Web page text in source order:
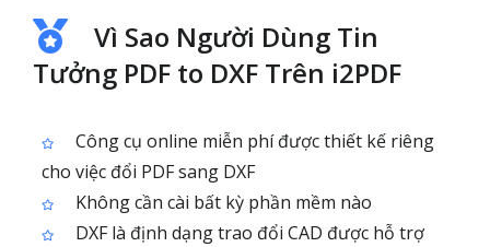
Vì Sao Người Dùng Tin
Tưởng PDF to DXF Trên i2PDF
Công cụ online miễn phí được thiết kế riêng
cho việc đổi PDF sang DXF
Không cần cài bất kỳ phần mềm nào
DXF là định dạng trao đổi CAD được hỗ trợ